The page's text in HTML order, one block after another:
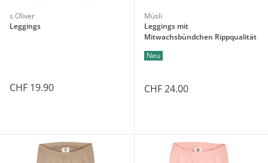
s.Oliver
Leggings
CHF 19.90
Müsli
Leggings mit
Mitwachsbündchen Rippqualität
Neu
CHF 24.00